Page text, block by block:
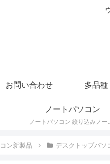
お問い合わせ 多品種
ノートパソコン
ノートパソコン 絞り込み
ン新製品 デスクトップパソ